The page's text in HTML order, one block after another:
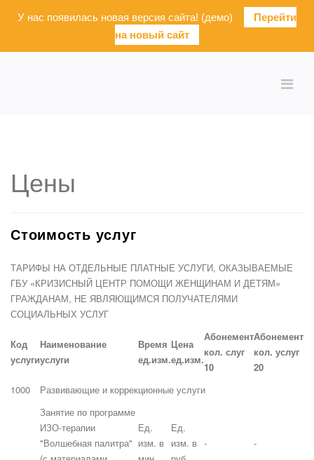
У нас появилась новая версия сайта! (демо)
Перейти
на новый сайт
Цены
Стоимость услуг
ТАРИФЫ НА ОТДЕЛЬНЫЕ ПЛАТНЫЕ УСЛУГИ, ОКАЗЫВАЕМЫЕ
ГБУ «КРИЗИСНЫЙ ЦЕНТР ПОМОЩИ ЖЕНЩИНАМ И ДЕТЯМ»
ГРАЖДАНАМ, НЕ ЯВЛЯЮЩИМСЯ ПОЛУЧАТЕЛЯМИ
СОЦИАЛЬНЫХ УСЛУГ
Код
услуги
Наименование
услуги
Время
ед.изм.
Цена
ед.изм.
Абонемент
кол. слуг
10
Абонемент
кол. услуг
20
1000
Развивающие и коррекционные услуги
Занятие по программе
ИЗО-терапии
"Волшебная палитра"
Ед.
изм. в
Ед.
изм. в - -